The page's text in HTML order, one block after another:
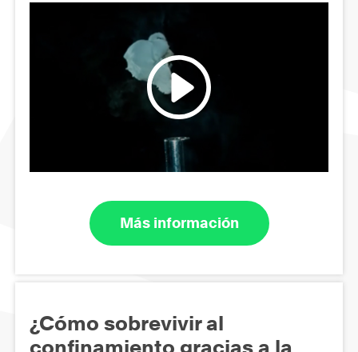
Más información
¿Cómo sobrevivir al
confinamiento gracias a la